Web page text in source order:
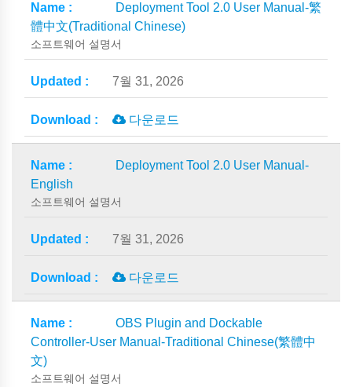
Deployment Tool 2.0 User Manual-繁
體中文(Traditional Chinese)
소프트웨어 설명서
7월 31, 2026
다운로드
Deployment Tool 2.0 User Manual-
English
소프트웨어 설명서
7월 31, 2026
다운로드
OBS Plugin and Dockable
Controller-User Manual-Traditional Chinese(繁體中
文)
소프트웨어 설명서